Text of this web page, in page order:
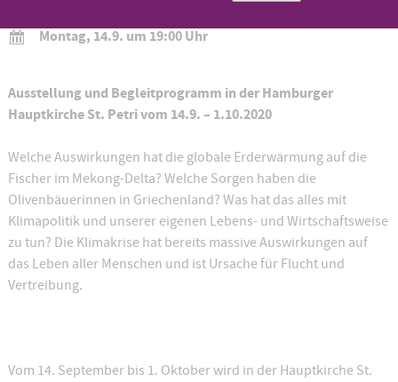
Montag, 14.9. um 19:00 Uhr
Ausstellung und Begleitprogramm in der Hamburger
Hauptkirche St. Petri vom 14.9. – 1.10.2020
Welche Auswirkungen hat die globale Erderwärmung auf die
Fischer im Mekong-Delta? Welche Sorgen haben die
Olivenbäuerinnen in Griechenland? Was hat das alles mit
Klimapolitik und unserer eigenen Lebens- und Wirtschaftsweise
zu tun? Die Klimakrise hat bereits massive Auswirkungen auf
das Leben aller Menschen und ist Ursache für Flucht und
Vertreibung.
Vom 14. September bis 1. Oktober wird in der Hauptkirche St.